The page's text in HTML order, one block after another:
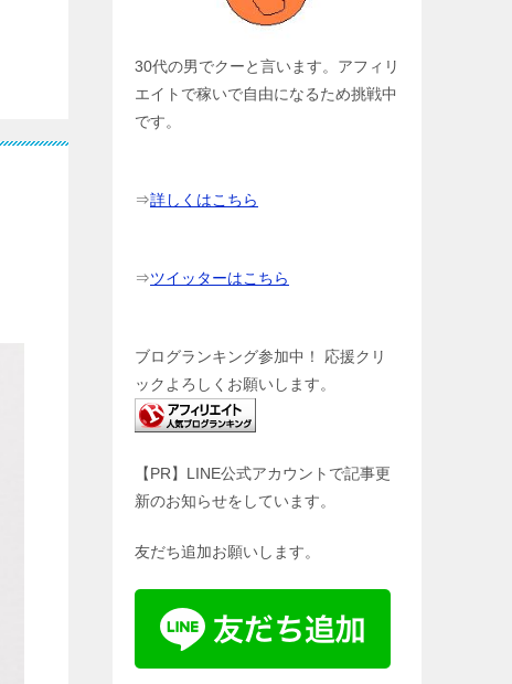
30代の男でクーと言います。アフィリ
エイトで稼いで自由になるため挑戦中
です。
⇒詳しくはこちら
⇒ツイッターはこちら
ブログランキング参加中！ 応援クリ
ックよろしくお願いします。
【PR】LINE公式アカウントで記事更
新のお知らせをしています。
友だち追加お願いします。